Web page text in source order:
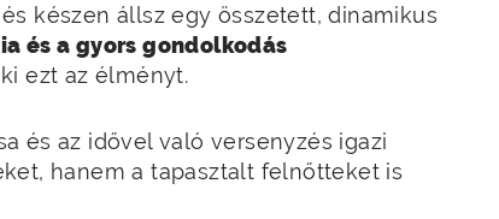
készen állsz egy összetett, dinamikus
és a gyors gondolkodás
ezt az élményt.
és az idővel való versenyzés igazi
hanem a tapasztalt felnőtteket is